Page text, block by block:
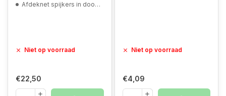
Afdeknet spijkers in doos (100st.)
Niet op voorraad
€22,50
Niet op voorraad
€4,09